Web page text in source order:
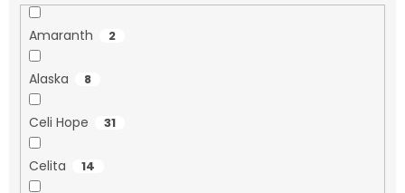
Amaranth 2
Alaska 8
Celi Hope 31
Celita 14